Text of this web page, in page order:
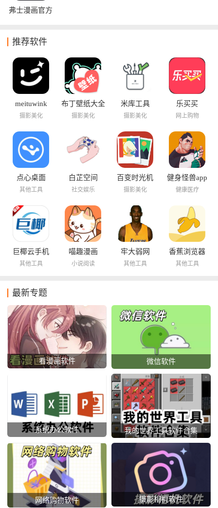
弗士漫画官方
推荐软件
meituwink
摄影美化
布丁壁纸大全
摄影美化
米库工具
摄影美化
乐买买
网上购物
点心桌面
其他工具
白芷空间
社交娱乐
百变时光机
摄影美化
健身怪兽app
健康医疗
巨椰云手机
其他工具
喵趣漫画
小说阅读
牢大弱网
其他工具
香蕉浏览器
其他工具
最新专题
看漫画软件 微信软件
系统办公软件 我的世界工具软件合集
网络购物软件 摄影相机软件